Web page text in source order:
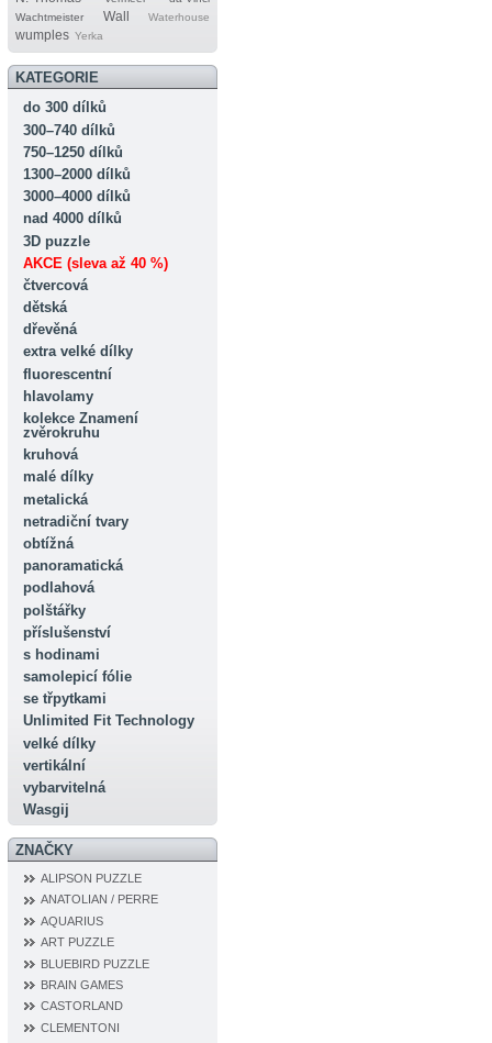
Wachtmeister
Wall Waterhouse
wumples Yerka
KATEGORIE
do 300 dílků
300–740 dílků
750–1250 dílků
1300–2000 dílků
3000–4000 dílků
nad 4000 dílků
3D puzzle
AKCE (sleva až 40 %)
čtvercová
dětská
dřevěná
extra velké dílky
fluorescentní
hlavolamy
kolekce Znamení
zvěrokruhu
kruhová
malé dílky
metalická
netradiční tvary
obtížná
panoramatická
podlahová
polštářky
příslušenství
s hodinami
samolepicí fólie
se třpytkami
Unlimited Fit Technology
velké dílky
vertikální
vybarvitelná
Wasgij
ZNAČKY
ALIPSON PUZZLE
ANATOLIAN / PERRE
AQUARIUS
ART PUZZLE
BLUEBIRD PUZZLE
BRAIN GAMES
CASTORLAND
CLEMENTONI